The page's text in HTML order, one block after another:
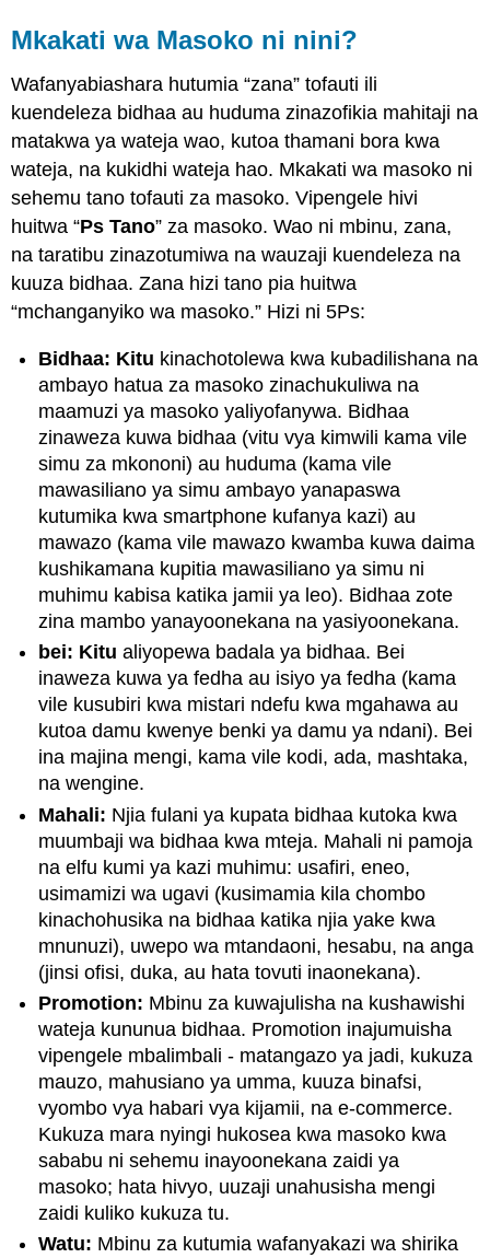
Mkakati wa Masoko ni nini?
Wafanyabiashara hutumia “zana” tofauti ili
kuendeleza bidhaa au huduma zinazofikia mahitaji na
matakwa ya wateja wao, kutoa thamani bora kwa
wateja, na kukidhi wateja hao. Mkakati wa masoko ni
sehemu tano tofauti za masoko. Vipengele hivi
huitwa “Ps Tano” za masoko. Wao ni mbinu, zana,
na taratibu zinazotumiwa na wauzaji kuendeleza na
kuuza bidhaa. Zana hizi tano pia huitwa
“mchanganyiko wa masoko.” Hizi ni 5Ps:
Bidhaa: Kitu kinachotolewa kwa kubadilishana na
ambayo hatua za masoko zinachukuliwa na
maamuzi ya masoko yaliyofanywa. Bidhaa
zinaweza kuwa bidhaa (vitu vya kimwili kama vile
simu za mkononi) au huduma (kama vile
mawasiliano ya simu ambayo yanapaswa
kutumika kwa smartphone kufanya kazi) au
mawazo (kama vile mawazo kwamba kuwa daima
kushikamana kupitia mawasiliano ya simu ni
muhimu kabisa katika jamii ya leo). Bidhaa zote
zina mambo yanayoonekana na yasiyoonekana.
bei: Kitu aliyopewa badala ya bidhaa. Bei
inaweza kuwa ya fedha au isiyo ya fedha (kama
vile kusubiri kwa mistari ndefu kwa mgahawa au
kutoa damu kwenye benki ya damu ya ndani). Bei
ina majina mengi, kama vile kodi, ada, mashtaka,
na wengine.
Mahali: Njia fulani ya kupata bidhaa kutoka kwa
muumbaji wa bidhaa kwa mteja. Mahali ni pamoja
na elfu kumi ya kazi muhimu: usafiri, eneo,
usimamizi wa ugavi (kusimamia kila chombo
kinachohusika na bidhaa katika njia yake kwa
mnunuzi), uwepo wa mtandaoni, hesabu, na anga
(jinsi ofisi, duka, au hata tovuti inaonekana).
Promotion: Mbinu za kuwajulisha na kushawishi
wateja kununua bidhaa. Promotion inajumuisha
vipengele mbalimbali - matangazo ya jadi, kukuza
mauzo, mahusiano ya umma, kuuza binafsi,
vyombo vya habari vya kijamii, na e-commerce.
Kukuza mara nyingi hukosea kwa masoko kwa
sababu ni sehemu inayoonekana zaidi ya
masoko; hata hivyo, uuzaji unahusisha mengi
zaidi kuliko kukuza tu.
Watu: Mbinu za kutumia wafanyakazi wa shirika